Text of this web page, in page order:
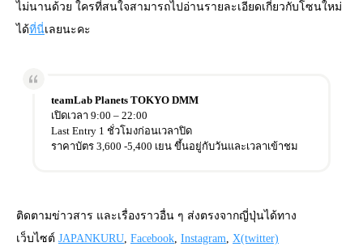
ไม่นานด้วย ใครที่สนใจสามารถไปอ่านรายละเอียดเกี่ยวกับโซนใหม่
ได้ที่นี่เลยนะคะ
teamLab Planets TOKYO DMM
เปิดเวลา 9:00 – 22:00
Last Entry 1 ชั่วโมงก่อนเวลาปิด
ราคาบัตร 3,600 -5,400 เยน ขึ้นอยู่กับวันและเวลาเข้าชม
ติดตามข่าวสาร และเรื่องราวอื่น ๆ ส่งตรงจากญี่ปุ่นได้ทาง
เว็บไซต์ JAPANKURU, Facebook, Instagram, X(twitter)